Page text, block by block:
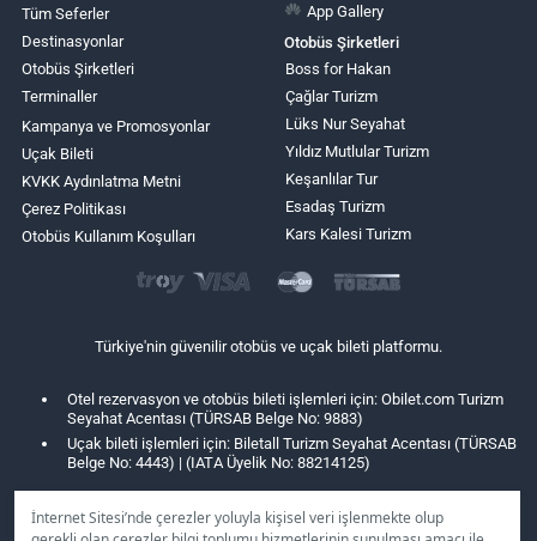
İnternet Sitesi’nde çerezler yoluyla kişisel veri işlenmekte olup
Tüm Seferler
Destinasyonlar
Otobüs Şirketleri
Terminaller
Kampanya ve Promosyonlar
Uçak Bileti
KVKK Aydınlatma Metni
Çerez Politikası
Otobüs Kullanım Koşulları
App Gallery
Otobüs Şirketleri
Boss for Hakan
Çağlar Turizm
Lüks Nur Seyahat
Yıldız Mutlular Turizm
Keşanlılar Tur
Esadaş Turizm
Kars Kalesi Turizm
Türkiye'nin güvenilir otobüs ve uçak bileti platformu.
Otel rezervasyon ve otobüs bileti işlemleri için: Obilet.com Turizm
Seyahat Acentası (TÜRSAB Belge No: 9883)
Uçak bileti işlemleri için: Biletall Turizm Seyahat Acentası (TÜRSAB
Belge No: 4443) | (IATA Üyelik No: 88214125)